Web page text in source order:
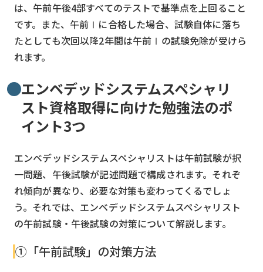
は、午前午後4部すべてのテストで基準点を上回ること
です。また、午前Ⅰに合格した場合、試験自体に落ち
たとしても次回以降2年間は午前Ⅰの試験免除が受けら
れます。
エンベデッドシステムスペシャリ
スト資格取得に向けた勉強法のポ
イント3つ
エンベデッドシステムスペシャリストは午前試験が択
一問題、午後試験が記述問題で構成されます。それぞ
れ傾向が異なり、必要な対策も変わってくるでしょ
う。それでは、エンベデッドシステムスペシャリスト
の午前試験・午後試験の対策について解説します。
①「午前試験」の対策方法